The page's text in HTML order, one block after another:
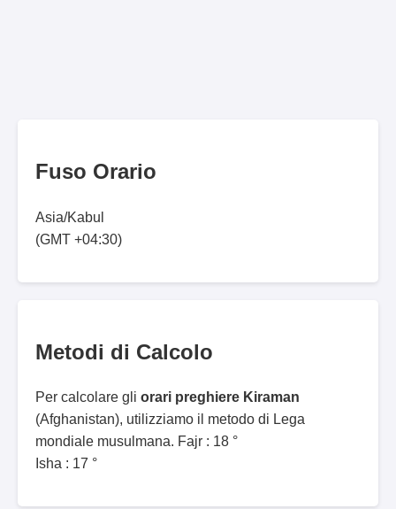
Fuso Orario
Asia/Kabul
(GMT +04:30)
Metodi di Calcolo
Per calcolare gli orari preghiere Kiraman
(Afghanistan), utilizziamo il metodo di Lega
mondiale musulmana. Fajr : 18 °
Isha : 17 °